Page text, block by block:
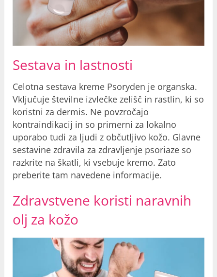
Sestava in lastnosti
Celotna sestava kreme Psoryden je organska.
Vključuje številne izvlečke zelišč in rastlin, ki so
koristni za dermis. Ne povzročajo
kontraindikacij in so primerni za lokalno
uporabo tudi za ljudi z občutljivo kožo. Glavne
sestavine zdravila za zdravljenje psoriaze so
razkrite na škatli, ki vsebuje kremo. Zato
preberite tam navedene informacije.
Zdravstvene koristi naravnih
olj za kožo